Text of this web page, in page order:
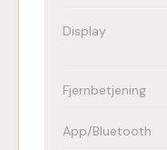
Display
Fjernbetjening
App/Bluetooth